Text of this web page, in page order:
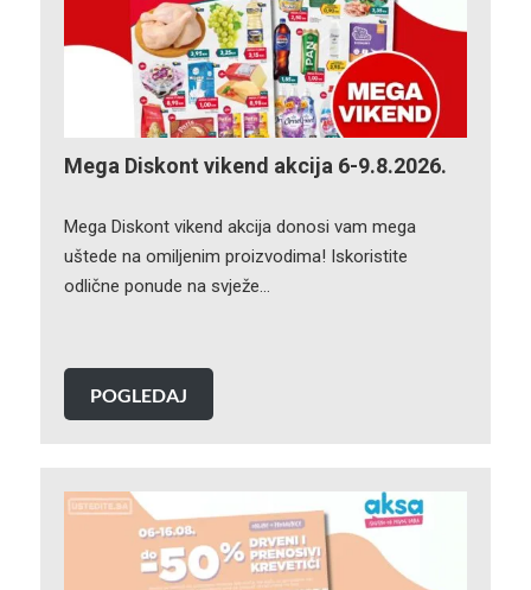
Mega Diskont vikend akcija 6-9.8.2026.
Mega Diskont vikend akcija donosi vam mega
uštede na omiljenim proizvodima! Iskoristite
odlične ponude na svježe…
POGLEDAJ